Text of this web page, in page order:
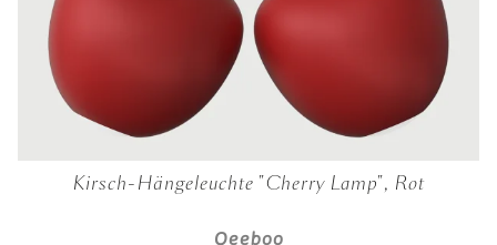
Kirsch-Hängeleuchte "Cherry Lamp", Rot
Qeeboo